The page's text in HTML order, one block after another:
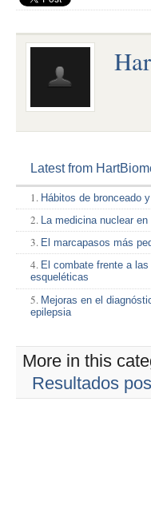
Latest from
Hábitos de bronceado
La medicina nuclear
El marcapasos más
El combate frente a
esqueléticas
Mejoras en el
epilepsia
More in this
Resultados